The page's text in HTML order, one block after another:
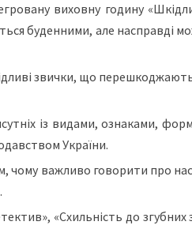
виховну годину
буденними, але насправді
звички, що
із видами, ознаками,
України.
чому важливо говорити про
«Схильність до